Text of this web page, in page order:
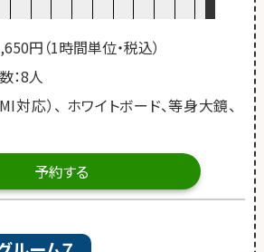
円（1時間単位・税込）
：8人
対応）、 ホワイトボード、等身大鏡、
予約する